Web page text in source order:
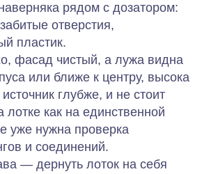
рядом с дозатором:
отверстия,
пластик.
фасад чистый, а лужа видна
или ближе к центру, высока
глубже, и не стоит
лотке как на единственной
уже нужна проверка
и соединений.
— дернуть лоток на себя